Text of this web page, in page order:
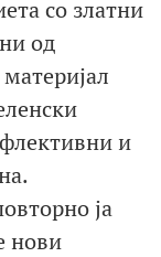
со златни
од
и
ја
нови